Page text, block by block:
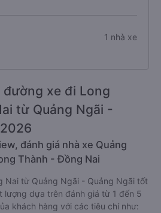
1 nhà xe
xe đi Long
từ Quảng Ngãi -
đánh giá nhà xe Quảng
Thành - Đồng Nai
Nai từ Quảng Ngãi - Quảng Ngãi tốt
lượng dựa trên đánh giá từ 1 đến 5
khách hàng với các tiêu chí như: